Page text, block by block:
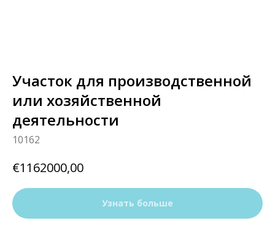
Участок для производственной
или хозяйственной
деятельности
10162
€1162000,00
Узнать больше